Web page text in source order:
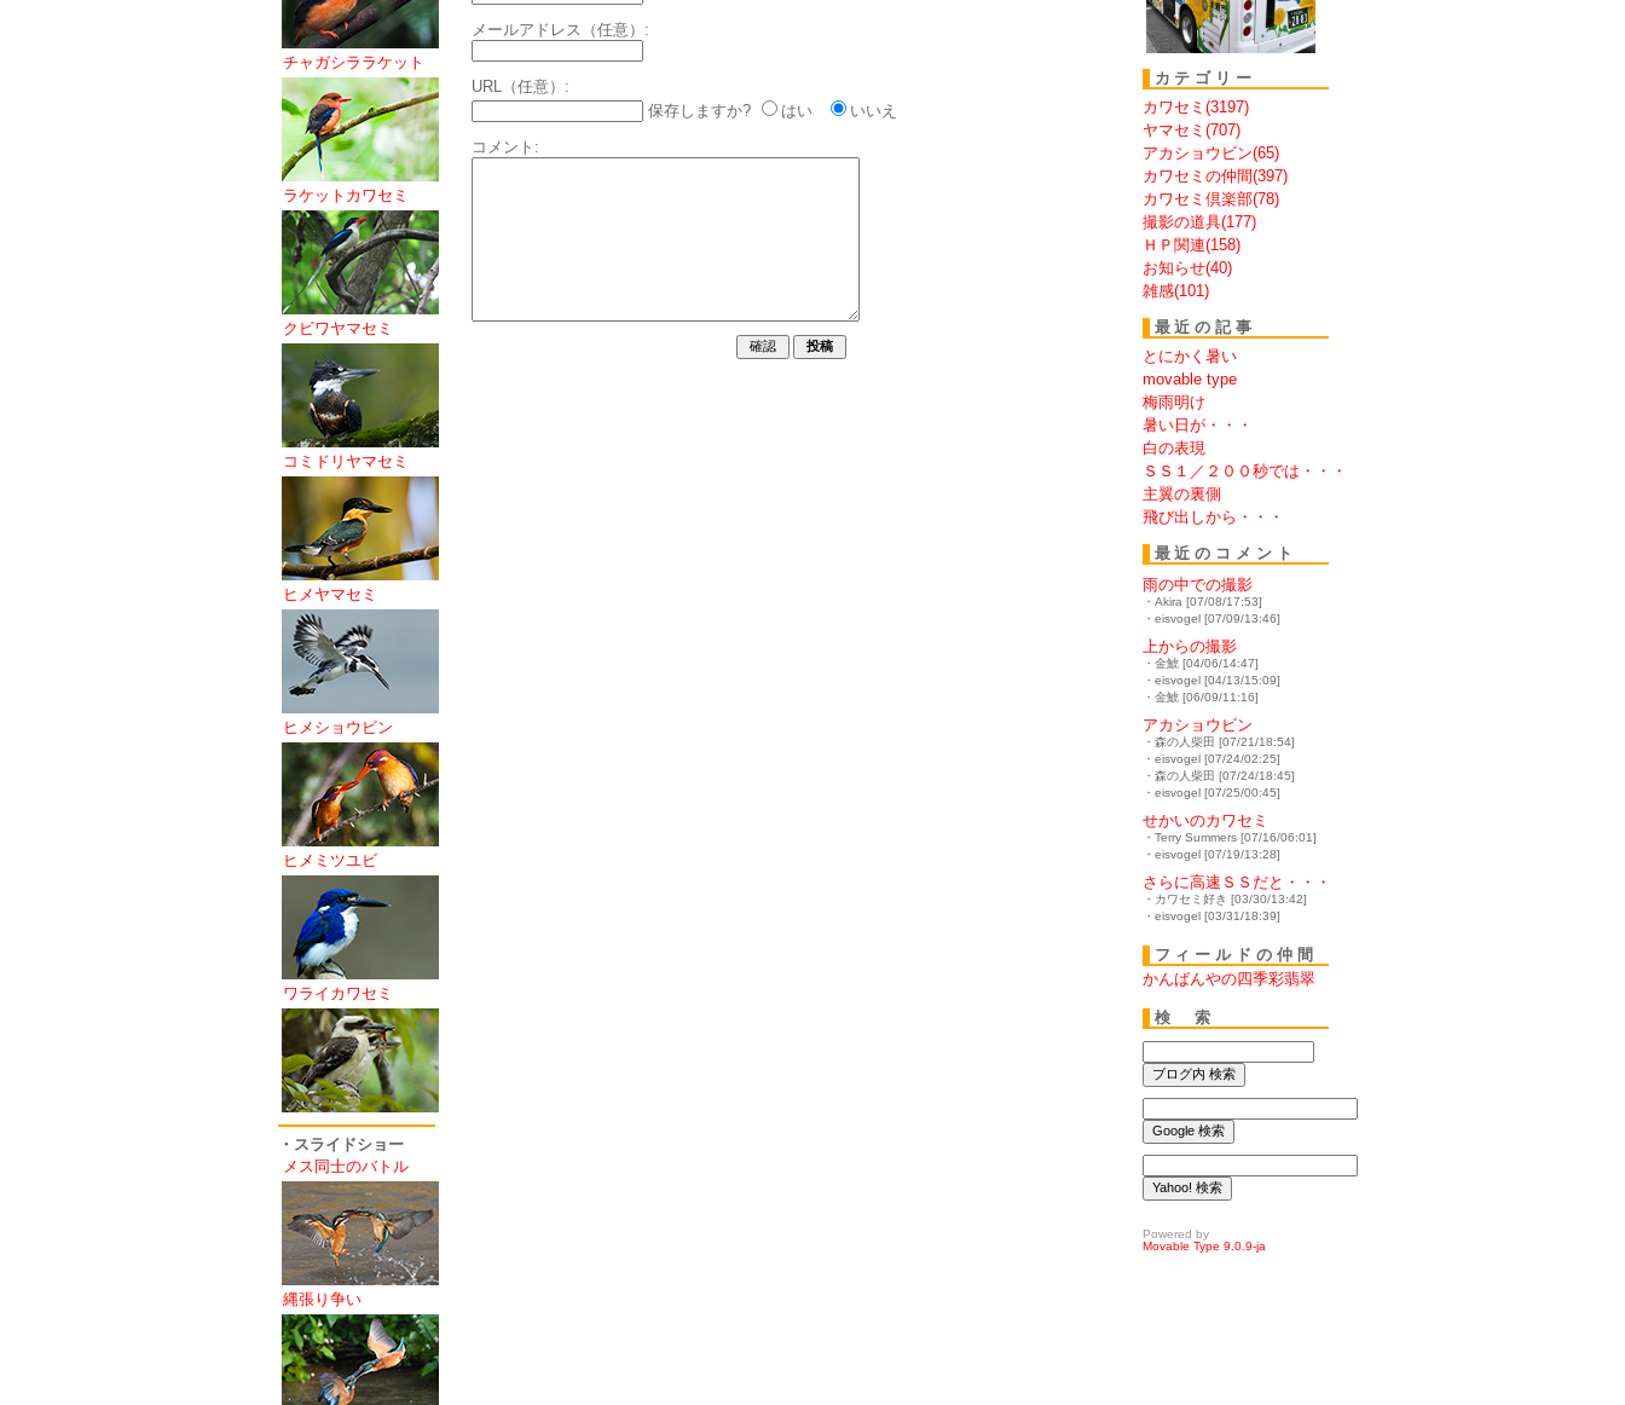
チャガシララケット
ラケットカワセミ
クビワヤマセミ
コミドリヤマセミ
ヒメヤマセミ
ヒメショウビン
ヒメミツユビ
ワライカワセミ
・スライドショー
メス同士のバトル
縄張り争い
メールアドレス（任意）:
URL（任意）:
保存しますか?
はい
いいえ
コメント:
カテゴリー
カワセミ(3197)
ヤマセミ(707)
アカショウビン(65)
カワセミの仲間(397)
カワセミ倶楽部(78)
撮影の道具(177)
ＨＰ関連(158)
お知らせ(40)
雑感(101)
最近の記事
とにかく暑い
movable type
梅雨明け
暑い日が・・・
白の表現
ＳＳ１／２００秒では・・・
主翼の裏側
飛び出しから・・・
最近のコメント
雨の中での撮影
・Akira [07/08/17:53]
・eisvogel [07/09/13:46]
上からの撮影
・金鯱 [04/06/14:47]
・eisvogel [04/13/15:09]
・金鯱 [06/09/11:16]
アカショウビン
・森の人柴田 [07/21/18:54]
・eisvogel [07/24/02:25]
・森の人柴田 [07/24/18:45]
・eisvogel [07/25/00:45]
せかいのカワセミ
・Terry Summers [07/16/06:01]
・eisvogel [07/19/13:28]
さらに高速ＳＳだと・・・
・カワセミ好き [03/30/13:42]
・eisvogel [03/31/18:39]
フィールドの仲間
かんばんやの四季彩翡翠
検 索
Powered by
Movable Type 9.0.9-ja